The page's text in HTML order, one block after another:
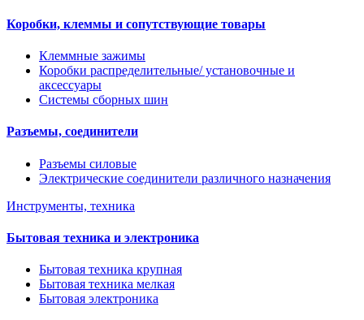
Коробки, клеммы и сопутствующие товары
Клеммные зажимы
Коробки распределительные/ установочные и
аксессуары
Системы сборных шин
Разъемы, соединители
Разъемы силовые
Электрические соединители различного назначения
Инструменты, техника
Бытовая техника и электроника
Бытовая техника крупная
Бытовая техника мелкая
Бытовая электроника